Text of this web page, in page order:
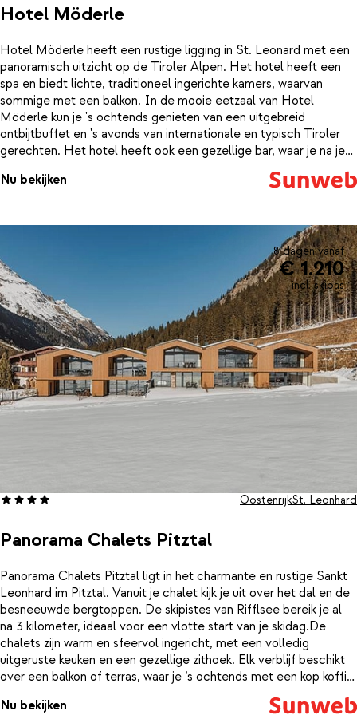
Hotel Möderle
Hotel Möderle heeft een rustige ligging in St. Leonard met een
panoramisch uitzicht op de Tiroler Alpen. Het hotel heeft een
spa en biedt lichte, traditioneel ingerichte kamers, waarvan
sommige met een balkon. In de mooie eetzaal van Hotel
Möderle kun je 's ochtends genieten van een uitgebreid
ontbijtbuffet en 's avonds van internationale en typisch Tiroler
gerechten. Het hotel heeft ook een gezellige bar, waar je na je
skidag kunt genieten van een welverdiend drankje. De spa van
Hotel Möderle beschikt over een bio-kruidensauna, een Finse
Nu bekijken
8 dagen vanaf
€ 1.210
incl. skipas
Panorama Chalets Pitztal
OostenrijkSt. Leonhard
Panorama Chalets Pitztal ligt in het charmante en rustige Sankt
Leonhard im Pitztal. Vanuit je chalet kijk je uit over het dal en de
besneeuwde bergtoppen. De skipistes van Rifflsee bereik je al
na 3 kilometer, ideaal voor een vlotte start van je skidag.De
chalets zijn warm en sfeervol ingericht, met een volledig
uitgeruste keuken en een gezellige zithoek. Elk verblijf beschikt
over een balkon of terras, waar je ’s ochtends met een kop koffie
thuiskomen na een actieve dag in de sneeuw.Extra ontspannen?
Nu bekijken